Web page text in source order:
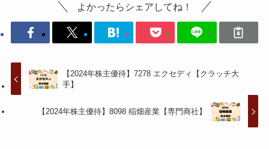
よかったらシェアしてね！
【2024年株主優待】7278 エクセディ【クラッチ大
手】
【2024年株主優待】8098 稲畑産業【専門商社】